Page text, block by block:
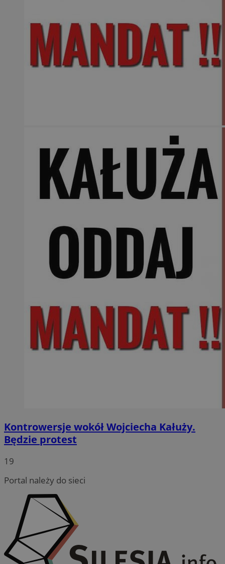
Kontrowersje wokół Wojciecha Kałuży.
Będzie protest
19
Portal należy do sieci